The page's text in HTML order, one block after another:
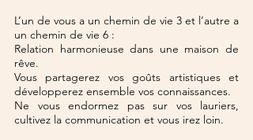
L’un de vous a un chemin de vie 3 et l’autre a
un chemin de vie 6 :
Relation harmonieuse dans une maison de
rêve.
Vous partagerez vos goûts artistiques et
développerez ensemble vos connaissances.
Ne vous endormez pas sur vos lauriers,
cultivez la communication et vous irez loin.